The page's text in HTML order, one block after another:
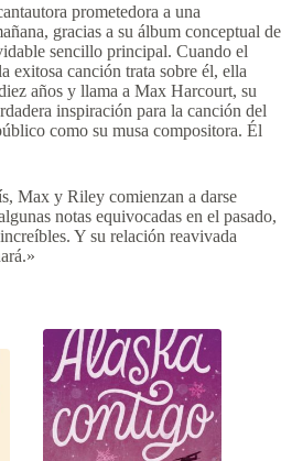
prometedora a una
gracias a su álbum conceptual de
sencillo principal. Cuando el
exitosa canción trata sobre él, ella
años y llama a Max Harcourt, su
inspiración para la canción del
como su musa compositora. Él
Max y Riley comienzan a darse
notas equivocadas en el pasado,
Y su relación reavivada